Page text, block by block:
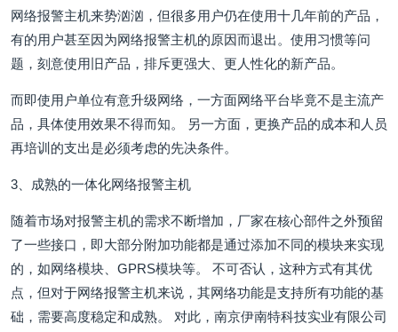
网络报警主机来势汹汹，但很多用户仍在使用十几年前的产品，
有的用户甚至因为网络报警主机的原因而退出。使用习惯等问
题，刻意使用旧产品，排斥更强大、更人性化的新产品。
而即使用户单位有意升级网络，一方面网络平台毕竟不是主流产
品，具体使用效果不得而知。 另一方面，更换产品的成本和人员
再培训的支出是必须考虑的先决条件。
3、成熟的一体化网络报警主机
随着市场对报警主机的需求不断增加，厂家在核心部件之外预留
了一些接口，即大部分附加功能都是通过添加不同的模块来实现
的，如网络模块、GPRS模块等。 不可否认，这种方式有其优
点，但对于网络报警主机来说，其网络功能是支持所有功能的基
础，需要高度稳定和成熟。 对此，南京伊南特科技实业有限公司